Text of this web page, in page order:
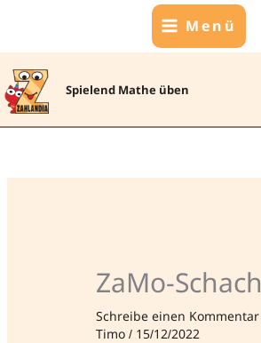
Menü
Spielend Mathe üben
ZaMo-Schach
Schreibe einen Kommentar
Timo / 15/12/2022